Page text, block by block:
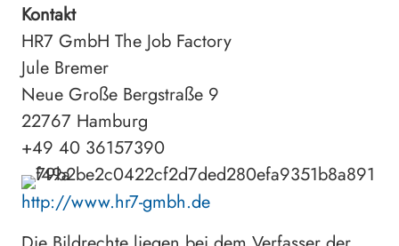
Kontakt
HR7 GmbH The Job Factory
Jule Bremer
Neue Große Bergstraße 9
22767 Hamburg
+49 40 36157390
http://www.hr7-gmbh.de